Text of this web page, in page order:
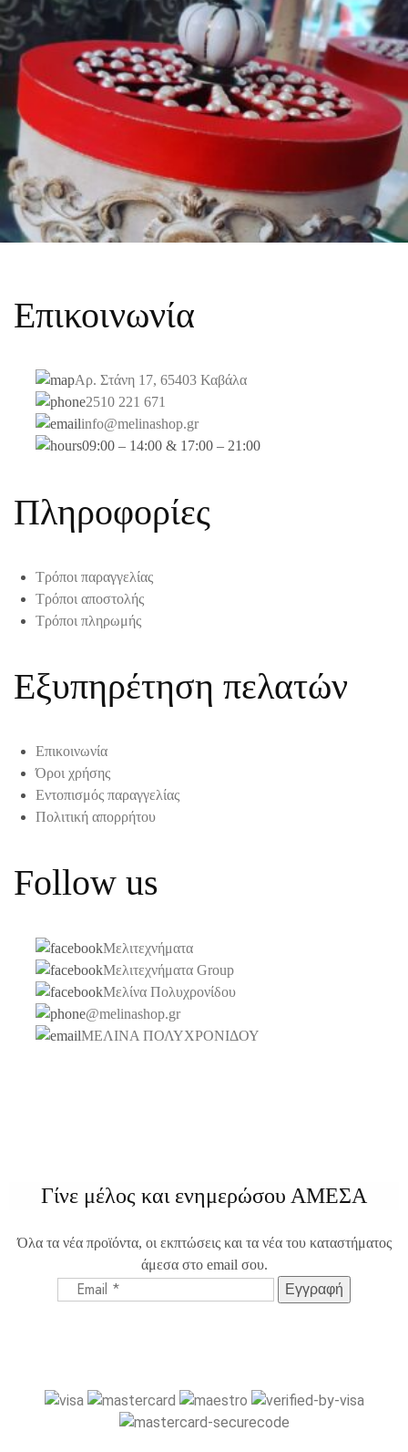
Επικοινωνία
Αρ. Στάνη 17, 65403 Καβάλα
2510 221 671
info@melinashop.gr
09:00 – 14:00 & 17:00 – 21:00
Πληροφορίες
Τρόποι παραγγελίας
Τρόποι αποστολής
Τρόποι πληρωμής
Εξυπηρέτηση πελατών
Επικοινωνία
Όροι χρήσης
Εντοπισμός παραγγελίας
Πολιτική απορρήτου
Follow us
Μελιτεχνήματα
Μελιτεχνήματα Group
Μελίνα Πολυχρονίδου
@melinashop.gr
ΜΕΛΙΝΑ ΠΟΛΥΧΡΟΝΙΔΟΥ
Γίνε μέλος και ενημερώσου ΑΜΕΣΑ
Όλα τα νέα προϊόντα, οι εκπτώσεις και τα νέα του καταστήματος
άμεσα στο email σου.